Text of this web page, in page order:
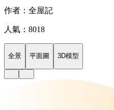
作者：全屋記
人氣：8018
全景 平面圖 3D模型